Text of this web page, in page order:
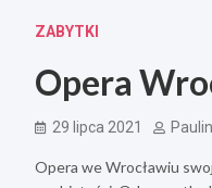
ZABYTKI
Opera
29 lipca 2021
Opera we Wrocławiu